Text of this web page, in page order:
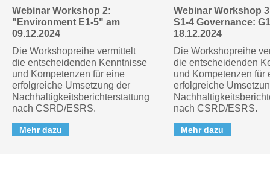
Webinar Workshop 2:
"Environment E1-5" am
09.12.2024
Die Workshopreihe vermittelt
die entscheidenden Kenntnisse
und Kompetenzen für eine
erfolgreiche Umsetzung der
Nachhaltigkeitsberichterstattung
nach CSRD/ESRS.
Mehr dazu
Webinar Workshop
S1-4 Governance:
18.12.2024
Die Workshopreihe
die entscheidenden
und Kompetenzen für
erfolgreiche
nach CSRD/ESRS.
Mehr dazu